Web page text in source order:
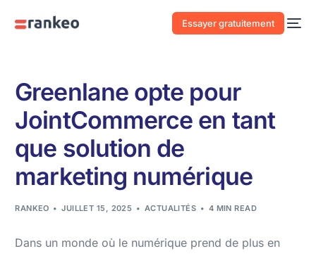
Essayer gratuitement
Greenlane opte pour
JointCommerce en tant
que solution de
marketing numérique
RANKEO JUILLET 15, 2025 ACTUALITÉS 4 MIN READ
Dans un monde où le numérique prend de plus en